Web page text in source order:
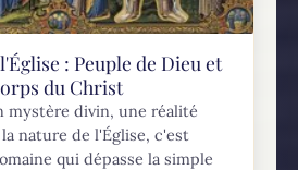
: Peuple de Dieu et
du Christ
mystère divin, une réalité
nature de l'Église, c'est
qui dépasse la simple